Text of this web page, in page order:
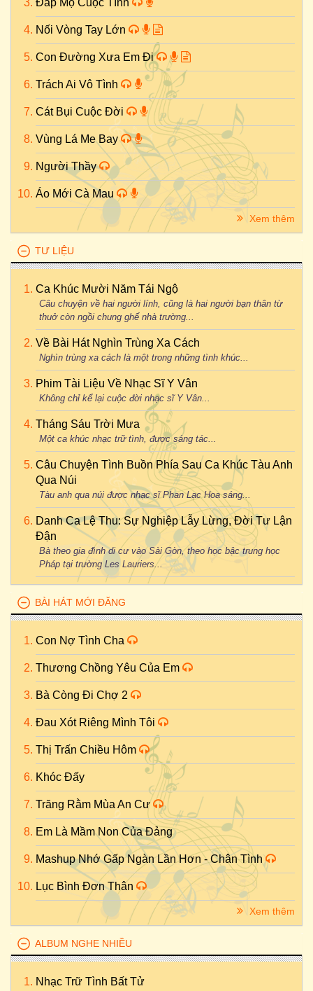
Đắp Mộ Cuộc Tình
Nối Vòng Tay Lớn
Con Đường Xưa Em Đi
Trách Ai Vô Tình
Cát Bụi Cuộc Đời
Vùng Lá Me Bay
Người Thầy
Áo Mới Cà Mau
Xem thêm
TƯ LIỆU
Ca Khúc Mười Năm Tái Ngộ
Câu chuyện về hai người lính, cũng là hai người bạn thân từ
thuở còn ngồi chung ghế nhà trường...
Về Bài Hát Nghìn Trùng Xa Cách
Nghìn trùng xa cách là một trong những tình khúc...
Phim Tài Liệu Về Nhạc Sĩ Y Vân
Không chỉ kể lại cuộc đời nhạc sĩ Y Vân...
Tháng Sáu Trời Mưa
Một ca khúc nhạc trữ tình, được sáng tác...
Câu Chuyện Tình Buồn Phía Sau Ca Khúc Tàu Anh
Qua Núi
Tàu anh qua núi được nhạc sĩ Phan Lạc Hoa sáng...
Danh Ca Lệ Thu: Sự Nghiệp Lẫy Lừng, Đời Tư Lận
Đận
Bà theo gia đình di cư vào Sài Gòn, theo học bậc trung học
Pháp tại trường Les Lauriers...
BÀI HÁT MỚI ĐĂNG
Con Nợ Tình Cha
Thương Chồng Yêu Của Em
Bà Còng Đi Chợ 2
Đau Xót Riêng Mình Tôi
Thị Trấn Chiều Hôm
Khóc Đấy
Trăng Rằm Mùa An Cư
Em Là Mầm Non Của Đảng
Mashup Nhớ Gấp Ngàn Lần Hơn - Chân Tình
Lục Bình Đơn Thân
Xem thêm
ALBUM NGHE NHIỀU
Nhạc Trữ Tình Bất Tử